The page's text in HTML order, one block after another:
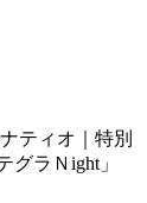
ティオ｜特別
ラＮight」